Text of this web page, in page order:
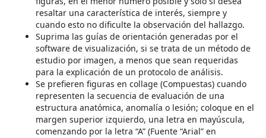
resaltar una característica de interés, siempre y
cuando esto no dificulte la observación del hallazgo.
Suprima las guías de orientación generadas por el
software de visualización, si se trata de un método de
estudio por imagen, a menos que sean requeridas
para la explicación de un protocolo de análisis.
Se prefieren figuras en collage (Compuestas) cuando
representen la secuencia de evaluación de una
estructura anatómica, anomalía o lesión; coloque en el
margen superior izquierdo, una letra en mayúscula,
comenzando por la letra “A” (Fuente “Arial” en